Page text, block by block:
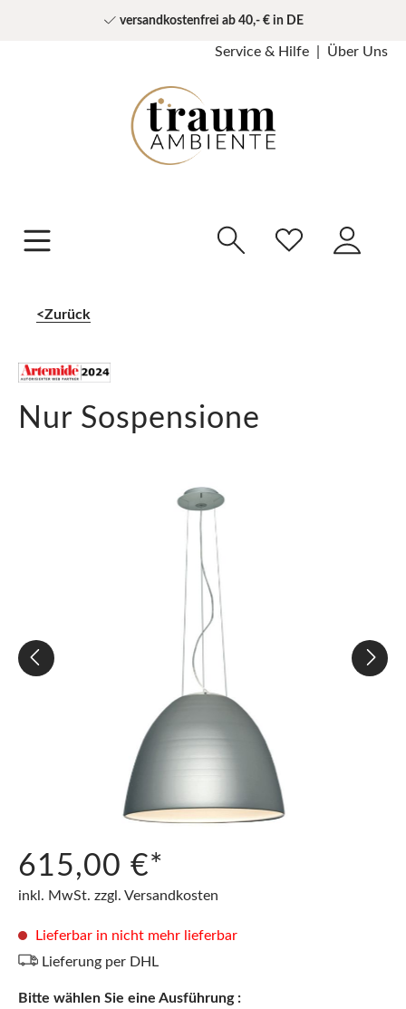
versandkostenfrei ab 40,- € in DE
Service & Hilfe Über Uns
Zurück
Nur Sospensione
615,00 €*
inkl. MwSt. zzgl. Versandkosten
Lieferbar in nicht mehr lieferbar
Lieferung per DHL
Bitte wählen Sie eine Ausführung :